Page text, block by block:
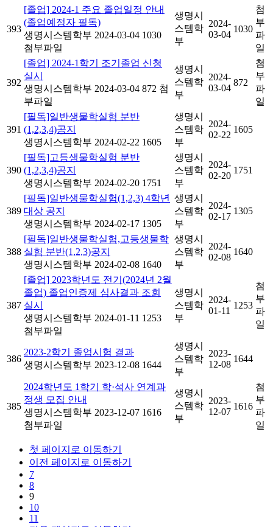
393
[졸업] 2024-1 주요 졸업일정 안내
(졸업예정자 필독)
생명시스템학부 2024-03-04 1030
첨부파일
생명시
스템학
부
2024-
03-04
1030
첨
부
파
일
392
[졸업] 2024-1학기 조기졸업 신청
실시
생명시스템학부 2024-03-04 872 첨
부파일
생명시
스템학
부
2024-
03-04
872
첨
부
파
일
391
[필독]일반생물학실험 분반
(1,2,3,4)공지
생명시스템학부 2024-02-22 1605
생명시
스템학
부
2024-
02-22
1605
390
[필독]고등생물학실험 분반
(1,2,3,4)공지
생명시스템학부 2024-02-20 1751
생명시
스템학
부
2024-
02-20
1751
389
[필독]일반생물학실험(1,2,3) 4학년
대상 공지
생명시스템학부 2024-02-17 1305
생명시
스템학
부
2024-
02-17
1305
388
[필독]일반생물학실험,고등생물학
실험 분반(1,2,3)공지
생명시스템학부 2024-02-08 1640
생명시
스템학
부
2024-
02-08
1640
387
[졸업] 2023학년도 전기(2024년 2월
졸업) 졸업인증제 심사결과 조회
실시
생명시스템학부 2024-01-11 1253
첨부파일
생명시
스템학
부
2024-
01-11
1253
첨
부
파
일
386
2023-2학기 졸업시험 결과
생명시스템학부 2023-12-08 1644
생명시
스템학
부
2023-
12-08
1644
385
2024학년도 1학기 학·석사 연계과
정생 모집 안내
생명시스템학부 2023-12-07 1616
첨부파일
생명시
스템학
부
2023-
12-07
1616
첨
부
파
일
첫 페이지로 이동하기
이전 페이지로 이동하기
7
8
9
10
11